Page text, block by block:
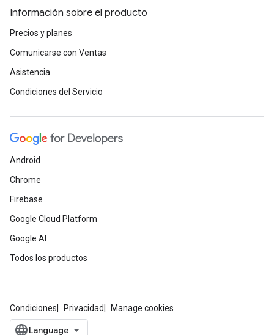
Información sobre el producto
Precios y planes
Comunicarse con Ventas
Asistencia
Condiciones del Servicio
Android
Chrome
Firebase
Google Cloud Platform
Google AI
Todos los productos
Condiciones Privacidad Manage cookies